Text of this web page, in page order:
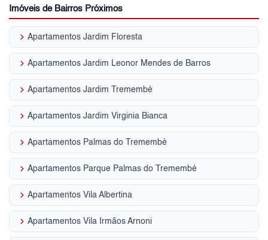
Imóveis de Bairros Próximos
keyboard_arrow_right Apartamentos Jardim Floresta
keyboard_arrow_right Apartamentos Jardim Leonor Mendes de Barros
keyboard_arrow_right Apartamentos Jardim Tremembé
keyboard_arrow_right Apartamentos Jardim Virginia Bianca
keyboard_arrow_right Apartamentos Palmas do Tremembé
keyboard_arrow_right Apartamentos Parque Palmas do Tremembé
keyboard_arrow_right Apartamentos Vila Albertina
keyboard_arrow_right Apartamentos Vila Irmãos Arnoni